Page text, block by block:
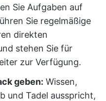
Sie Aufgaben auf
Sie regelmäßige
direkten
stehen Sie für
zur Verfügung.
geben: Wissen,
und Tadel ausspricht,